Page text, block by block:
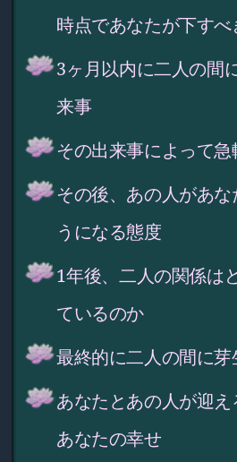
時点であなたが下す
3ヶ月以内に二人の間
来事
その出来事によって
その後、あの人があ
うになる態度
1年後、二人の関係は
ているのか
最終的に二人の間に
あなたとあの人が迎え
あなたの幸せ